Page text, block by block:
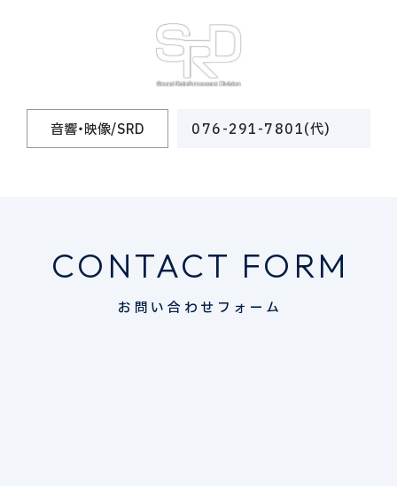
音響・映像/SRD 076-291-7801(代)
CONTACT FORM
お問い合わせフォーム